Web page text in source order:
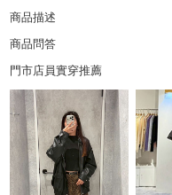
商品描述
商品問答
門市店員實穿推薦